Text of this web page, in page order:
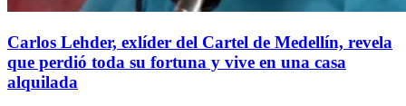
Carlos Lehder, exlíder del Cartel de Medellín, revela
que perdió toda su fortuna y vive en una casa
alquilada